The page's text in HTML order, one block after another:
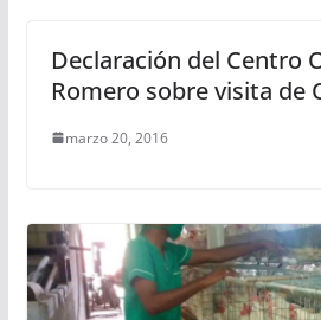
Declaración del Centro
Romero sobre visita de
marzo 20, 2016